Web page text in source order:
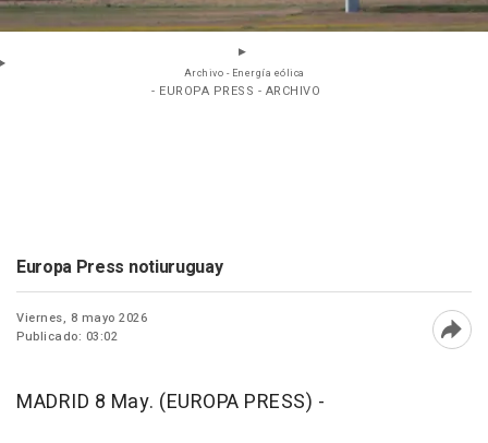
Archivo - Energía eólica
- EUROPA PRESS - ARCHIVO
Europa Press notiuruguay
Viernes, 8 mayo 2026
Publicado: 03:02
MADRID 8 May. (EUROPA PRESS) -